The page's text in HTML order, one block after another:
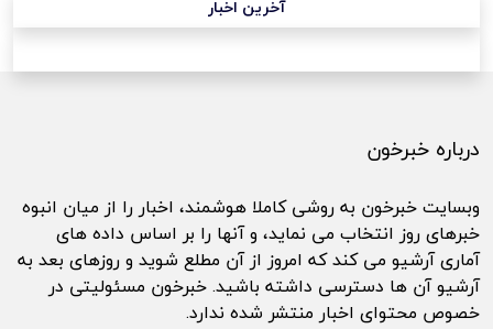
آخرین اخبار
درباره خبرخون
وبسایت خبرخون به روشی کاملا هوشمند، اخبار را از میان انبوه
خبرهای روز انتخاب می نماید، و آنها را بر اساس داده های
آماری آرشیو می کند که امروز از آن مطلع شوید و روزهای بعد به
آرشیو آن ها دسترسی داشته باشید. خبرخون مسئولیتی در
خصوص محتوای اخبار منتشر شده ندارد.